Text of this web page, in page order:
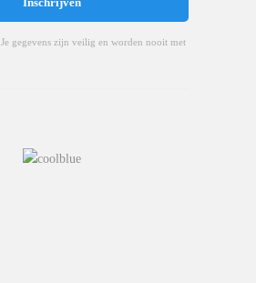
Je gegevens zijn veilig en worden nooit met